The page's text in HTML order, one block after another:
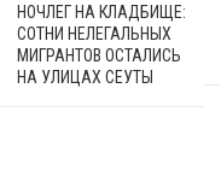
НОЧЛЕГ НА КЛАДБИЩЕ:
СОТНИ НЕЛЕГАЛЬНЫХ
МИГРАНТОВ ОСТАЛИСЬ
НА УЛИЦАХ СЕУТЫ